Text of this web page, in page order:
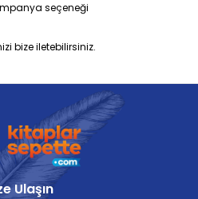
seçeneği
bize iletebilirsiniz.
Ulaşın